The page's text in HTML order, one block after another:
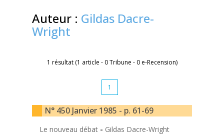
Auteur : Gildas Dacre-
Wright
1 résultat (1 article - 0 Tribune - 0 e-Recension)
1
N° 450 Janvier 1985 - p. 61-69
Le nouveau débat - Gildas Dacre-Wright